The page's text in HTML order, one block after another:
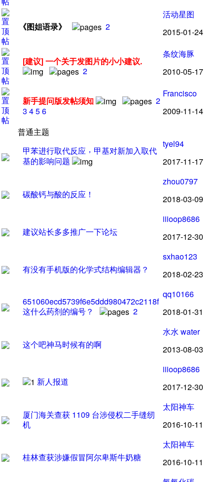
《图姐语录》 2
活动星图
2015-01-24
[建议]一个关于发图片的小小建议.
2
条纹海豚
2010-05-17
新手提问版发帖须知
2
3 456
Francisco
2009-11-14
普通主题
甲苯进行取代反应 ， 甲基对新加入取代
基的影响问题
tyel94
2017-11-17
碳酸钙与酸的反应 ！
zhou0797
2018-03-09
建议站长多多推广一下论坛
iiioop8686
2017-12-30
有没有手机版的化学式结构编辑器 ？
sxhao123
2018-02-23
651060ecd5739f6e5ddd980472c2118f
这什么药剂的编号？ 2
qq10166
2018-01-31
这个吧神马时候有的啊
水水 water
2013-08-03
新人报道
iiioop8686
2017-12-30
厦门海关查获 1109 台涉侵权二手缝纫
机
太阳神车
2016-10-11
桂林查获涉嫌假冒阿尔卑斯牛奶糖
太阳神车
2016-10-11